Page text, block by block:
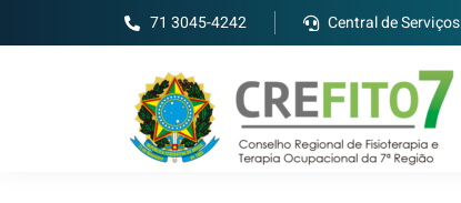
71 3045-4242 Central de Serviços